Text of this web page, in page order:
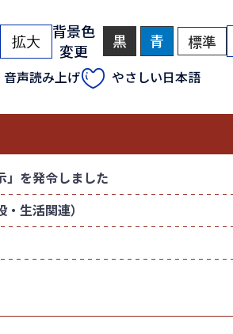
拡大
（
期
背景色
変更
黒
景
色
を
色
る
青
景
色
を
色
る
標準
景
に
音声読み上げ やさしい日本語
」を発令しました
生活関連）